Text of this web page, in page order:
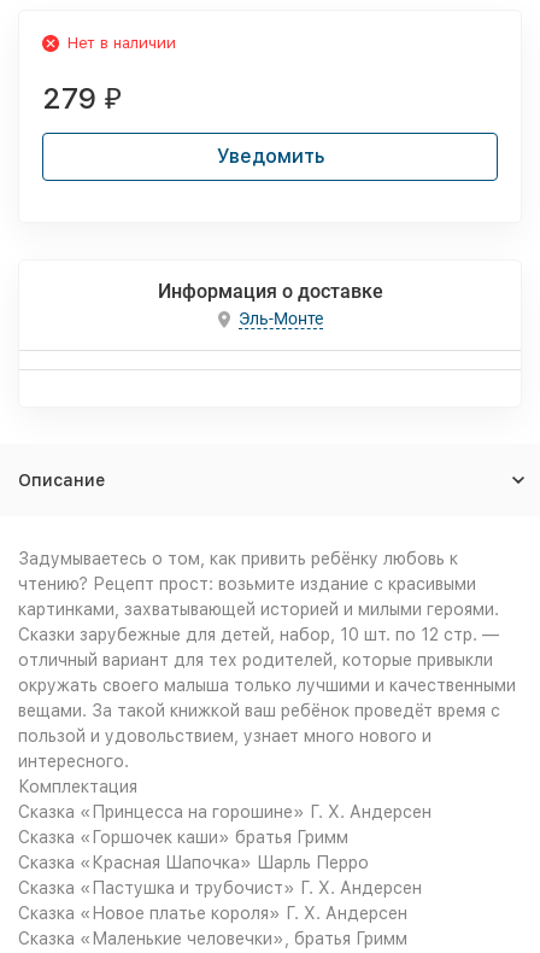
Нет в наличии
279 ₽
Уведомить
Информация о доставке
Эль-Монте
Описание
Задумываетесь о том, как привить ребёнку любовь к
чтению? Рецепт прост: возьмите издание с красивыми
картинками, захватывающей историей и милыми героями.
Сказки зарубежные для детей, набор, 10 шт. по 12 стр. —
отличный вариант для тех родителей, которые привыкли
окружать своего малыша только лучшими и качественными
вещами. За такой книжкой ваш ребёнок проведёт время с
пользой и удовольствием, узнает много нового и
интересного.
Комплектация
Сказка «Принцесса на горошине» Г. Х. Андерсен
Сказка «Горшочек каши» братья Гримм
Сказка «Красная Шапочка» Шарль Перро
Сказка «Пастушка и трубочист» Г. Х. Андерсен
Сказка «Новое платье короля» Г. Х. Андерсен
Сказка «Маленькие человечки», братья Гримм